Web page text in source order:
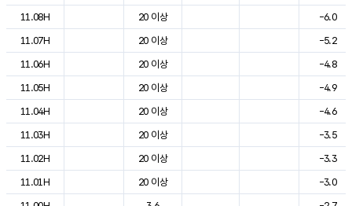
11.08H
20 이상
-6.0
11.07H
20 이상
-5.2
11.06H
20 이상
-4.8
11.05H
20 이상
-4.9
11.04H
20 이상
-4.6
11.03H
20 이상
-3.5
11.02H
20 이상
-3.3
11.01H
20 이상
-3.0